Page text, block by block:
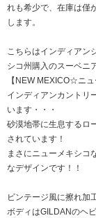
れも希少で、在庫は僅
します。
こちらはインディアン
シコ州購入のスーベニ
【NEW MEXICO☆ニ
インディアンカントリ
います・・・
砂漠地帯に生息するロ
されています！
まさにニューメキシコ
なデザインです！！
ビンテージ風に擦れ加
ボディはGILDANのヘ